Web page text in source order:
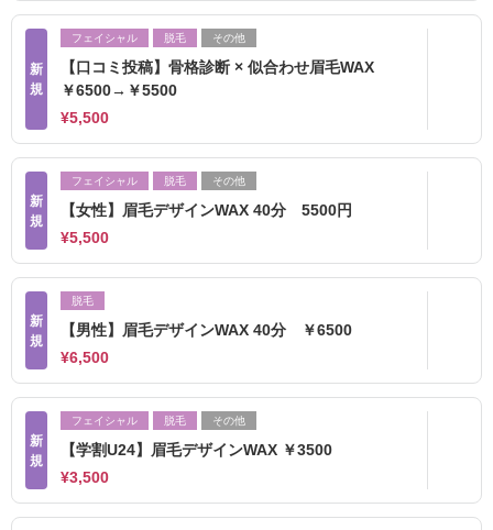
新
規
フェイシャル 脱毛 その他
【口コミ投稿】骨格診断 × 似合わせ眉毛WAX
￥6500→￥5500
¥5,500
新
規
フェイシャル 脱毛 その他
【女性】眉毛デザインWAX 40分 5500円
¥5,500
新
規
脱毛
【男性】眉毛デザインWAX 40分 ￥6500
¥6,500
新
規
フェイシャル 脱毛 その他
【学割U24】眉毛デザインWAX ￥3500
¥3,500